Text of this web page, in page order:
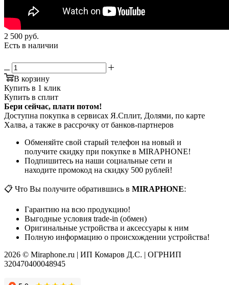
2 500 руб.
Есть в наличии
В корзину
Купить в 1 клик
Купить в сплит
Бери сейчас, плати потом!
Доступна покупка в сервисах Я.Сплит, Долями, по карте
Халва, а также в рассрочку от банков-партнеров
Обменяйте свой старый телефон на новый и
получите скидку при покупке в MIRAPHONE!
Подпишитесь на наши социальные сети и
находите промокод на скидку 500 рублей!
📋 Что Вы получите обратившись в MIRAPHONE:
Гарантию на всю продукцию!
Выгодные условия trade-in (обмен)
Оригинальные устройства и аксессуары к ним
Полную информацию о происхождении устройства!
2026 © Miraphone.ru | ИП Комаров Д.С. | ОГРНИП
320470400048945